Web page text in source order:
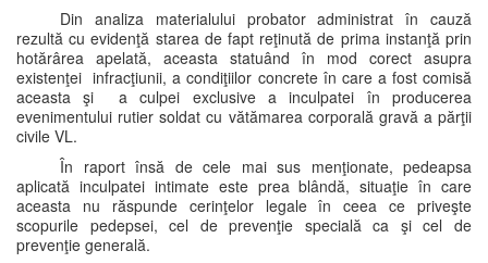
Din analiza materialului probator administrat în cauză
rezultă cu evidenţă starea de fapt reţinută de prima instanţă prin
hotărârea apelată, aceasta statuând în mod corect asupra
existenţei infracţiunii, a condiţiilor concrete în care a fost comisă
aceasta şi a culpei exclusive a inculpatei în producerea
evenimentului rutier soldat cu vătămarea corporală gravă a părţii
civile VL.
În raport însă de cele mai sus menţionate, pedeapsa
aplicată inculpatei intimate este prea blândă, situaţie în care
aceasta nu răspunde cerinţelor legale în ceea ce priveşte
scopurile pedepsei, cel de prevenţie specială ca şi cel de
prevenţie generală.